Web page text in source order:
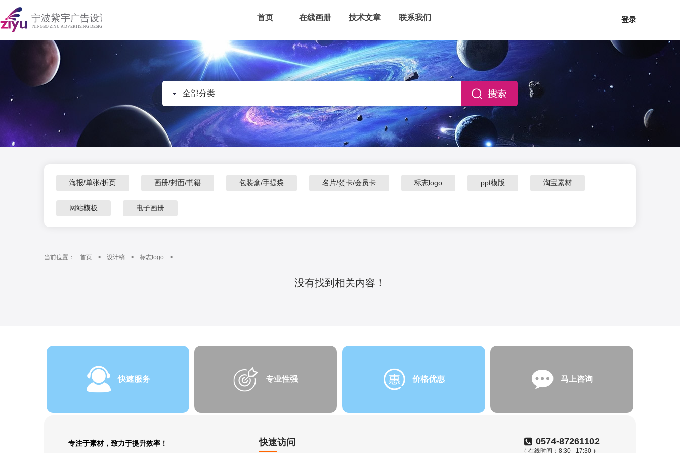
登录
首页 在线画册 技术文章 联系我们
全部分类
海报/单张/折页 画册/封面/书籍 包装盒/手提袋 名片/贺卡/会员卡 标志logo ppt模版 淘宝素材
网站模板 电子画册
当前位置： 首页 > 设计稿 > 标志logo >
没有找到相关内容！
快速服务 专业性强 价格优惠 马上咨询
专注于素材，致力于提升效率！ 快速访问 0574-87261102
（ 在线时间：8:30 - 17:30 ）